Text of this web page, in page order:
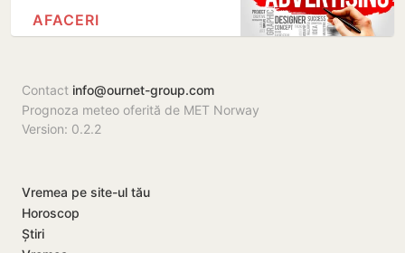
AFACERI
Contact info@ournet-group.com
Prognoza meteo oferită de MET Norway
Version: 0.2.2
Vremea pe site-ul tău
Horoscop
Știri